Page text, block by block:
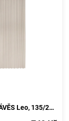
HOTOVÝ ZÁVĚS Leo, 135/255cm, Písková